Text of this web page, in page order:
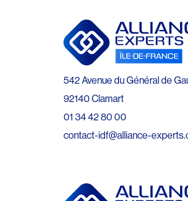
542 Avenue du Général de
92140 Clamart
01 34 42 80 00
contact-idf@alliance-